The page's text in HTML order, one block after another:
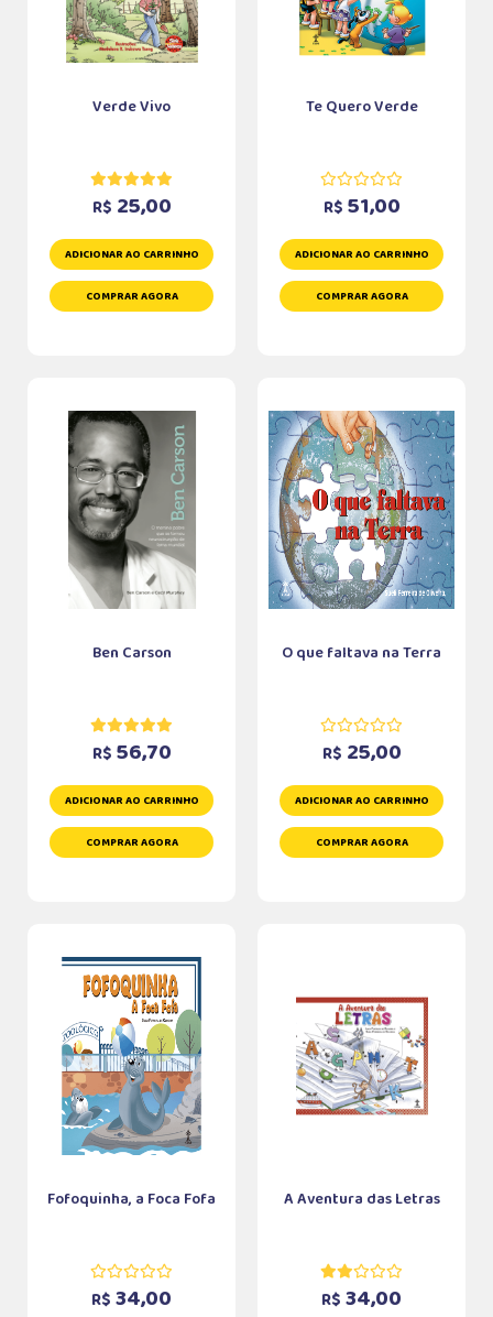
Verde Vivo
R$ 25,00
ADICIONAR AO CARRINHO
COMPRAR AGORA
Te Quero Verde
R$ 51,00
ADICIONAR AO CARRINHO
COMPRAR AGORA
Ben Carson
R$ 56,70
ADICIONAR AO CARRINHO
COMPRAR AGORA
O que faltava na Terra
R$ 25,00
ADICIONAR AO CARRINHO
COMPRAR AGORA
Fofoquinha, a Foca Fofa
R$ 34,00
A Aventura das Letras
R$ 34,00